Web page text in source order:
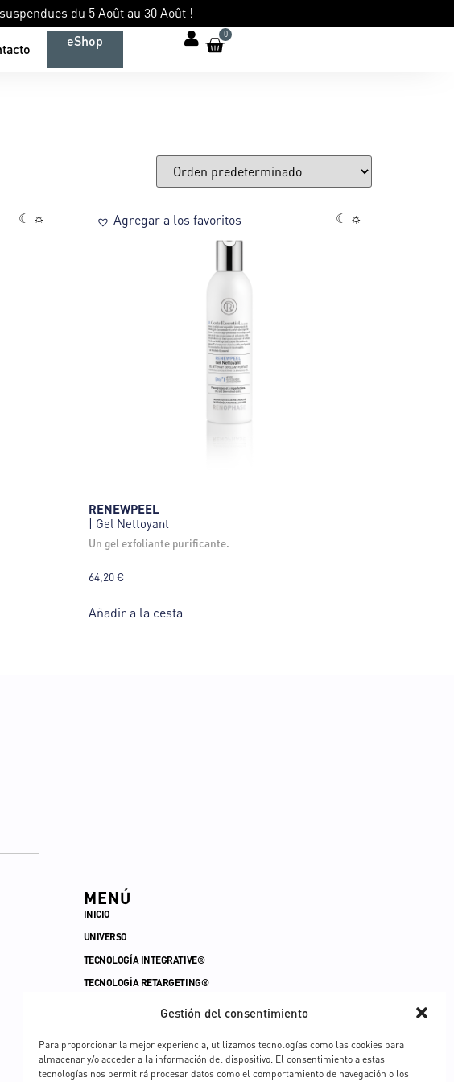
Gestión del consentimiento
Para proporcionar la mejor experiencia, utilizamos tecnologías como las cookies para
almacenar y/o acceder a la información del dispositivo. El consentimiento a estas
tecnologías nos permitirá procesar datos como el comportamiento de navegación o los
du 5 Août au 30 Août !
eShop 0
☾ ☼ Agregar a los favoritos ☾ ☼
RENEWPEEL
| Gel Nettoyant
un gel exfoliante purificante.
64,20€
Añadir a la cesta
MENÚ
INICIO
UNIVERSO
TECNOLOGÍA INTEGRATIVE®
TECNOLOGÍA RETARGETING®
CONTACTO
COMUNIDAD